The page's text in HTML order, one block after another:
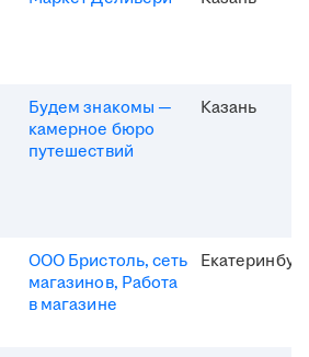
Будем знакомы —
камерное бюро
путешествий
Казань
ООО Бристоль, сеть
магазинов, Работа
в магазине